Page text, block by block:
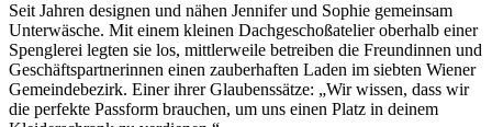
Seit Jahren designen und nähen Jennifer und Sophie gemeinsam
Unterwäsche. Mit einem kleinen Dachgeschoßatelier oberhalb einer
Spenglerei legten sie los, mittlerweile betreiben die Freundinnen und
Geschäftspartnerinnen einen zauberhaften Laden im siebten Wiener
Gemeindebezirk. Einer ihrer Glaubenssätze: „Wir wissen, dass wir
die perfekte Passform brauchen, um uns einen Platz in deinem